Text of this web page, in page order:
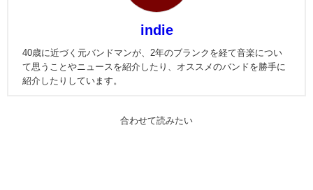
indie
40歳に近づく元バンドマンが、2年のブランクを経て音楽につい
て思うことやニュースを紹介したり、オススメのバンドを勝手に
紹介したりしています。
合わせて読みたい